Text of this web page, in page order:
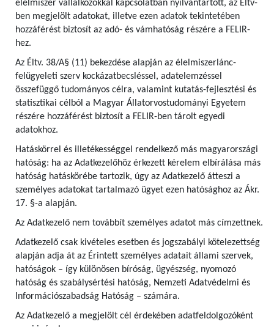
élelmiszer vállalkozókkal kapcsolatban nyilvántartott, az Éltv-
ben megjelölt adatokat, illetve ezen adatok tekintetében
hozzáférést biztosít az adó- és vámhatóság részére a FELIR-
hez.
Az Éltv. 38/A§ (11) bekezdése alapján az élelmiszerlánc-
felügyeleti szerv kockázatbecsléssel, adatelemzéssel
összefüggő tudományos célra, valamint kutatás-fejlesztési és
statisztikai célból a Magyar Állatorvostudományi Egyetem
részére hozzáférést biztosít a FELIR-ben tárolt egyedi
adatokhoz.
Hatáskörrel és illetékességgel rendelkező más magyarországi
hatóság: ha az Adatkezelőhöz érkezett kérelem elbírálása más
hatóság hatáskörébe tartozik, úgy az Adatkezelő átteszi a
személyes adatokat tartalmazó ügyet ezen hatósághoz az Ákr.
17. §-a alapján.
Az Adatkezelő nem továbbít személyes adatot más címzettnek.
Adatkezelő csak kivételes esetben és jogszabályi kötelezettség
alapján adja át az Érintett személyes adatait állami szervek,
hatóságok – így különösen bíróság, ügyészség, nyomozó
hatóság és szabálysértési hatóság, Nemzeti Adatvédelmi és
Információszabadság Hatóság – számára.
Az Adatkezelő a megjelölt cél érdekében adatfeldolgozóként